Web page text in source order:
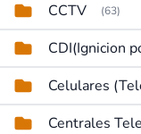
CCTV (63)
Centrales